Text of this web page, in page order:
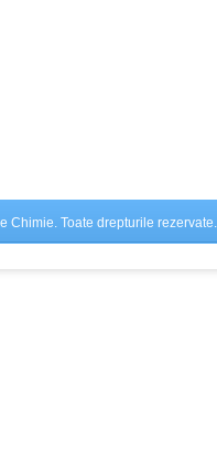
Chimie. Toate drepturile